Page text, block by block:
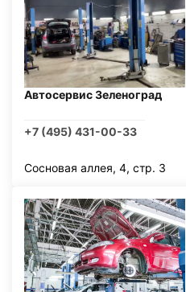
Автосервис Зеленоград
+7 (495) 431-00-33
Сосновая аллея, 4, стр. 3